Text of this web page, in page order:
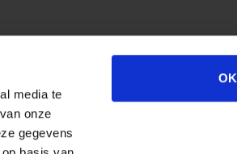
media te
onze
gegevens
OK